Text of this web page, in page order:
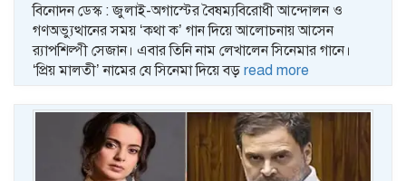
বিনোদন ডেস্ক : জুলাই-অগাস্টের বৈষম্যবিরোধী আন্দোলন ও
গণঅভ্যুত্থানের সময় ‘কথা ক’ গান দিয়ে আলোচনায় আসেন
র‍্যাপশিল্পী সেজান। এবার তিনি নাম লেখালেন সিনেমার গানে।
‘প্রিয় মালতী’ নামের যে সিনেমা দিয়ে বড় read more